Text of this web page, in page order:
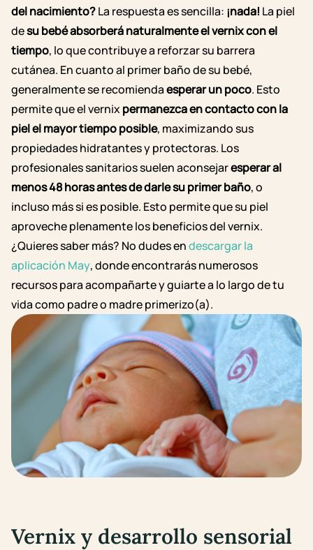
del nacimiento?La respuesta es sencilla: ¡nada! La piel
desu bebé absorberá naturalmente el vernix con el
tiempo, lo que contribuye a reforzar su barrera
cutánea. En cuanto al primer baño de su bebé,
generalmente se recomiendaesperar un poco. Esto
permite que el vernixpermanezca en contacto con la
piel el mayor tiempo posible, maximizando sus
propiedades hidratantes y protectoras. Los
profesionales sanitarios suelen aconsejaresperar al
menos 48 horas antes de darle su primer baño, o
incluso más si es posible. Esto permite que su piel
aproveche plenamente los beneficios del vernix.
¿Quieres saber más? No dudes endescargar la
aplicación May, donde encontrarás numerosos
recursos para acompañarte y guiarte a lo largo de tu
vida como padre o madre primerizo(a).
Vernix y desarrollo sensorial